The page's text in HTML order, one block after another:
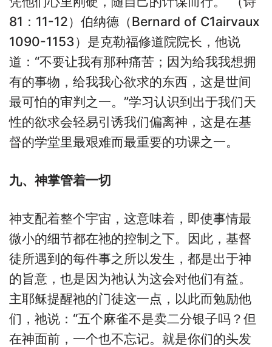
81：11-12）伯纳德（Bernard of C1airvaux
1090-1153）是克勒福修道院院长，他说
道：“不要让我有那种痛苦；因为给我我想拥
有的事物，给我我心欲求的东西，这是世间
最可怕的审判之一。”学习认识到出于我们天
性的欲求会轻易引诱我们偏离神，这是在基
督的学堂里最艰难而最重要的功课之一。
九、神掌管着一切
神支配着整个宇宙，这意味着，即使事情最
微小的细节都在祂的控制之下。因此，基督
徒所遇到的每件事之所以发生，都是出于神
的旨意，也是因为祂认为这会对他们有益。
主耶稣提醒祂的门徒这一点，以此而勉励他
们，祂说：“五个麻雀不是卖二分银子吗？但
在神面前，一个也不忘记。就是你们的头发